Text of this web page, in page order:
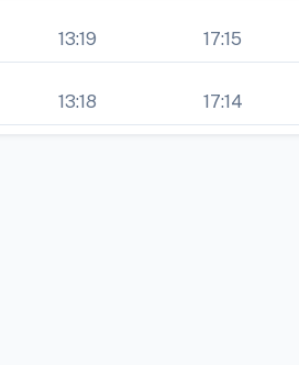
13:19 17:15
13:18 17:14